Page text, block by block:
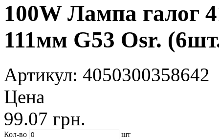
100W Лампа галог
111мм G53 Osr.
Артикул: 4050300358642
Цена
99.07 грн.
Кол-во шт